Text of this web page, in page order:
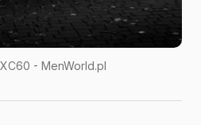
- MenWorld.pl